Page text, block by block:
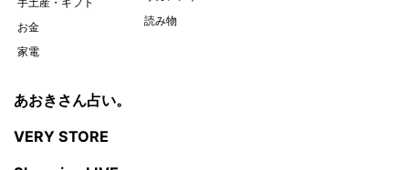
お金
家電
読み物
あおきさん占い。
VERY STORE